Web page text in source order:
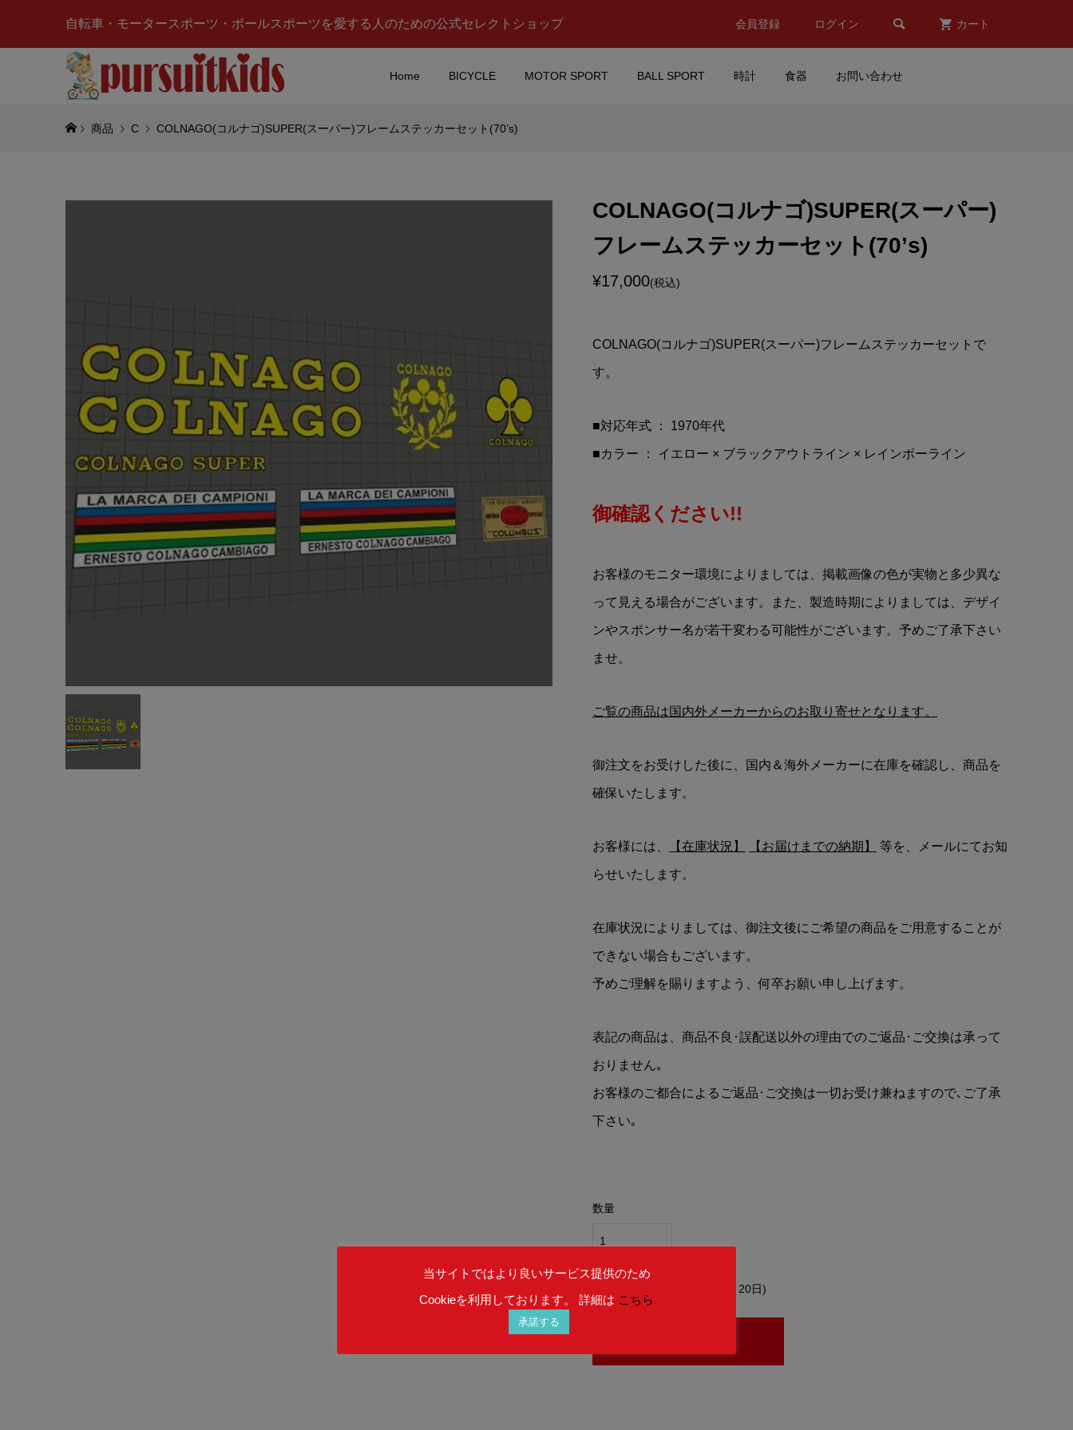
自転車・モータースポーツ・ボールスポーツを愛する人のための公式セレクトショップ 会員登録 ログイン  カート
Home BICYCLE MOTOR SPORT BALL SPORT 時計 食器 お問い合わせ
¥5,980(税込) ¥950(税込)
7UP(セブンアップ)スタッキ
ング マグ
Valentino Rossi(バレンティ
PENNZOIL(ペンズオイル)ス
テッカー
¥950(税込)
MOONEYES(ムーンアイズ)
¥1,500(税込)
商品 C COLNAGO(コルナゴ)SUPER(スーパー)フレームステッカーセット(70’s)
COLNAGO(コルナゴ)SUPER(スーパー)
フレームステッカーセット(70’s)
¥17,000(税込)
COLNAGO(コルナゴ)SUPER(スーパー)フレームステッカーセットで
す。
■対応年式 ： 1970年代
■カラー ： イエロー × ブラックアウトライン × レインボーライン
御確認ください!!
お客様のモニター環境によりましては、掲載画像の色が実物と多少異な
って見える場合がございます。また、製造時期によりましては、デザイ
ンやスポンサー名が若干変わる可能性がございます。予めご了承下さい
ませ。
ご覧の商品は国内外メーカーからのお取り寄せとなります。
御注文をお受けした後に、国内＆海外メーカーに在庫を確認し、商品を
確保いたします。
お客様には、 【在庫状況】 【お届けまでの納期】 等を、メールにてお知
らせいたします。
在庫状況によりましては、御注文後にご希望の商品をご用意することが
できない場合もございます。
予めご理解を賜りますよう、何卒お願い申し上げます。
表記の商品は、商品不良･誤配送以外の理由でのご返品･ご交換は承って
おりません｡
お客様のご都合によるご返品･ご交換は一切お受け兼ねますので､ご了承
下さい｡
数量
在庫 : お取り寄せ (納期約4～20日)
当サイトではより良いサービス提供のため
Cookieを利用しております。 詳細は こちら
承諾する